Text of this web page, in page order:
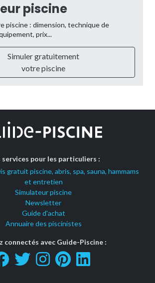
piscine
piscine : dimension, technique de
prix...
Simuler gratuitement
votre piscine
services pour les particuliers :
gratuit piscine, abris, spa, sauna, hammams
et entretien
Simulateur piscine
Newsletter
Guide d'achat
Annuaire des piscinistes
connectés avec Guide-Piscine :